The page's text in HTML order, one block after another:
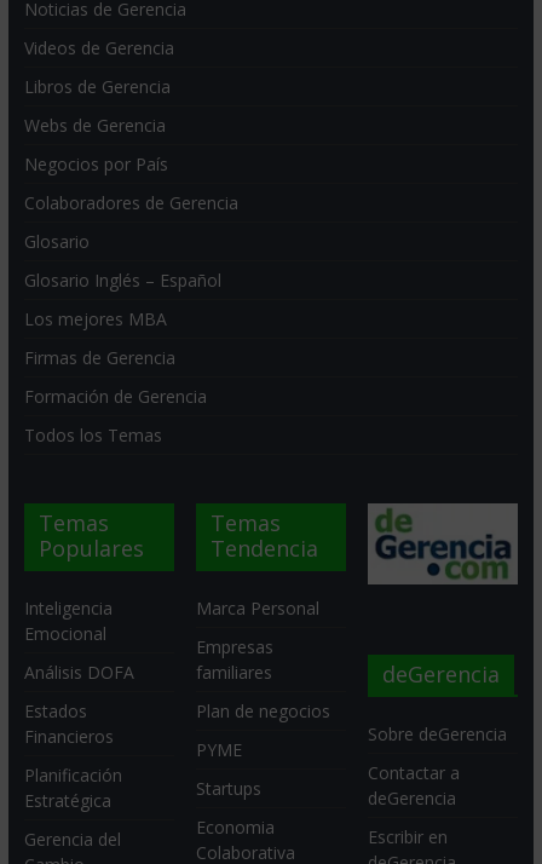
Noticias de Gerencia
Videos de Gerencia
Libros de Gerencia
Webs de Gerencia
Negocios por País
Colaboradores de Gerencia
Glosario
Glosario Inglés – Español
Los mejores MBA
Firmas de Gerencia
Formación de Gerencia
Todos los Temas
Temas
Populares
Inteligencia
Emocional
Análisis DOFA
Estados
Financieros
Planificación
Estratégica
Gerencia del
Temas
Tendencia
Marca Personal
Empresas
familiares
Plan de negocios
PYME
Startups
Economia
Colaborativa
deGerencia
Sobre deGerencia
Contactar a
deGerencia
Escribir en